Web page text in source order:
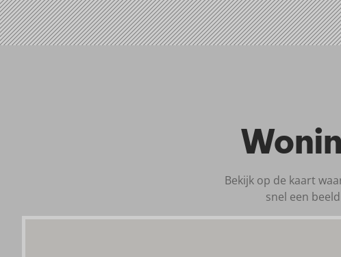
Bekijk op de kaart
snel een